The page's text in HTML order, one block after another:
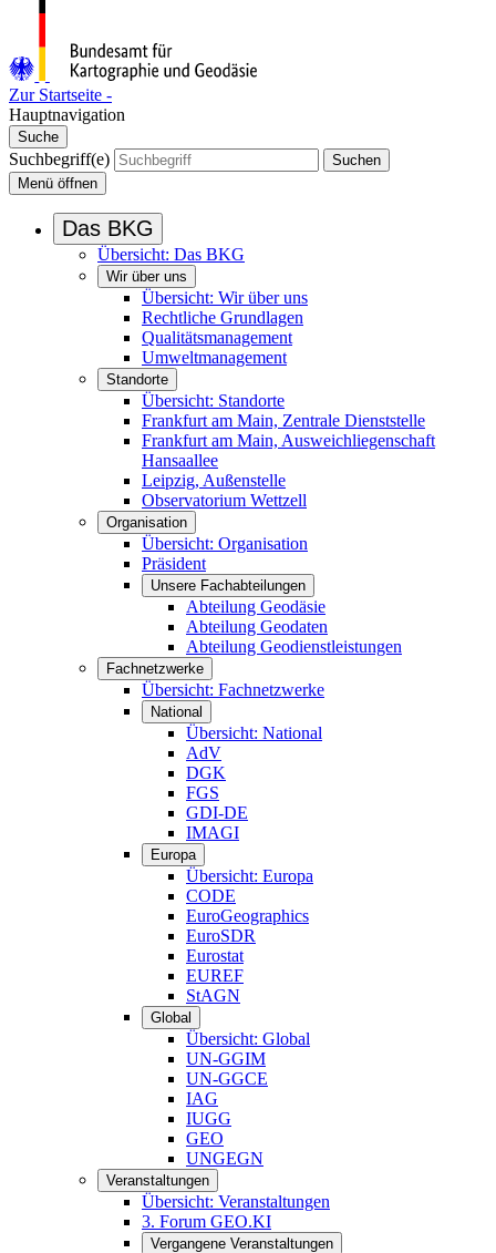
Zur Startseite -
Hauptnavigation
Suche
Suchbegriff(e)
Suchen
Menü öffnen
Das BKG
Übersicht: Das BKG
Wir über uns
Übersicht: Wir über uns
Rechtliche Grundlagen
Qualitätsmanagement
Umweltmanagement
Standorte
Übersicht: Standorte
Frankfurt am Main, Zentrale Dienststelle
Frankfurt am Main, Ausweichliegenschaft
Hansaallee
Leipzig, Außenstelle
Observatorium Wettzell
Organisation
Übersicht: Organisation
Präsident
Unsere Fachabteilungen
Abteilung Geodäsie
Abteilung Geodaten
Abteilung Geodienstleistungen
Fachnetzwerke
Übersicht: Fachnetzwerke
National
Übersicht: National
AdV
DGK
FGS
GDI-DE
IMAGI
Europa
Übersicht: Europa
CODE
EuroGeographics
EuroSDR
Eurostat
EUREF
StAGN
Global
Übersicht: Global
UN-GGIM
UN-GGCE
IAG
IUGG
GEO
UNGEGN
Veranstaltungen
Übersicht: Veranstaltungen
3. Forum GEO.KI
Vergangene Veranstaltungen